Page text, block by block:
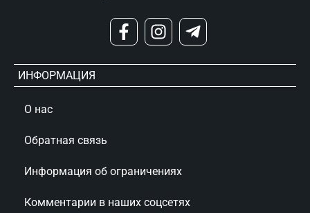
ИНФОРМАЦИЯ
О нас
Обратная связь
Информация об ограничениях
Комментарии в наших соцсетях